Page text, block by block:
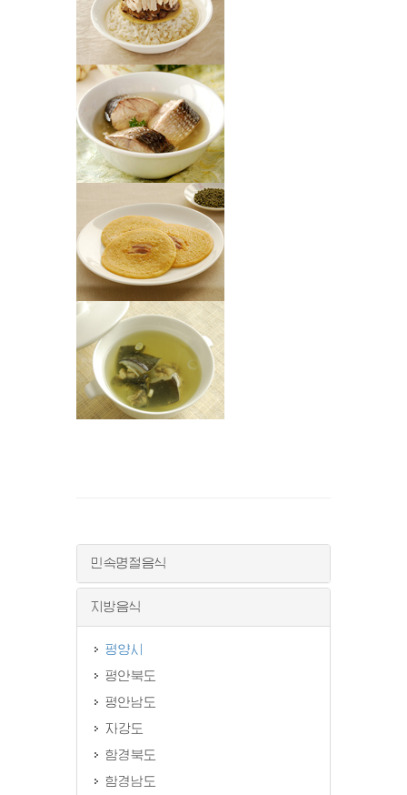
민속명절음식
지방음식
평양시
평안북도
평안남도
자강도
함경북도
함경남도